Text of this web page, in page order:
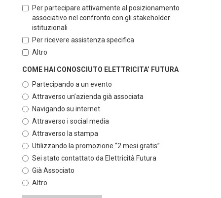
Per partecipare attivamente al posizionamento
associativo nel confronto con gli stakeholder
istituzionali
Per ricevere assistenza specifica
Altro
COME HAI CONOSCIUTO ELETTRICITA’ FUTURA
Partecipando a un evento
Attraverso un’azienda già associata
Navigando su internet
Attraverso i social media
Attraverso la stampa
Utilizzando la promozione “2 mesi gratis”
Sei stato contattato da Elettricità Futura
Già Associato
Altro